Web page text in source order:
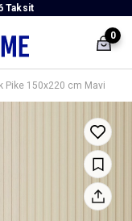
Taksit
0
Pike 150x220 cm Mavi